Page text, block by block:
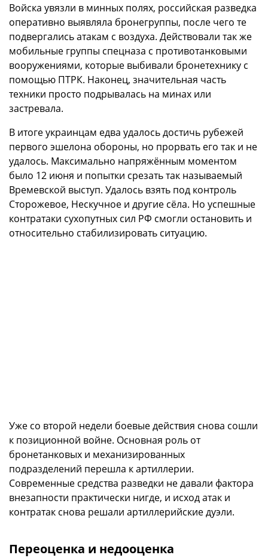
Войска увязли в минных полях, российская разведка
оперативно выявляла бронегруппы, после чего те
подвергались атакам с воздуха. Действовали так же
мобильные группы спецназа с противотанковыми
вооружениями, которые выбивали бронетехнику с
помощью ПТРК. Наконец, значительная часть
техники просто подрывалась на минах или
застревала.
В итоге украинцам едва удалось достичь рубежей
первого эшелона обороны, но прорвать его так и не
удалось. Максимально напряжённым моментом
было 12 июня и попытки срезать так называемый
Времевской выступ. Удалось взять под контроль
Сторожевое, Нескучное и другие сёла. Но успешные
контратаки сухопутных сил РФ смогли остановить и
относительно стабилизировать ситуацию.
Уже со второй недели боевые действия снова сошли
к позиционной войне. Основная роль от
бронетанковых и механизированных
подразделений перешла к артиллерии.
Современные средства разведки не давали фактора
внезапности практически нигде, и исход атак и
контратак снова решали артиллерийские дуэли.
Переоценка и недооценка